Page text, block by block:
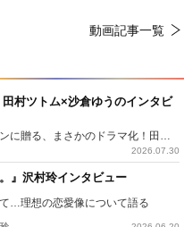
動画記事一覧
田村ツトム×沙倉ゆうのインタビ
2026.07.30
』沢村玲インタビュー
…理想の恋愛像について語る